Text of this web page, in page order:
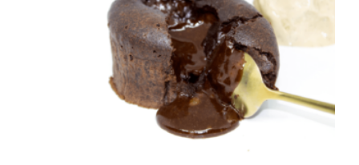
Click and collect